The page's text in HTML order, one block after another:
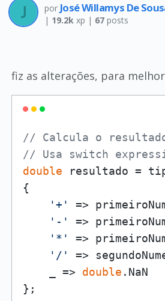
por José Willamys De
| 19.2kxp | 67posts
fiz as alterações, para
// Calcula o resultado
// Usa switch
double resultado =
{
'+'
=>
'-'
=>
'*'
=>
'/'
=>
    _ =>
double .NaN
};